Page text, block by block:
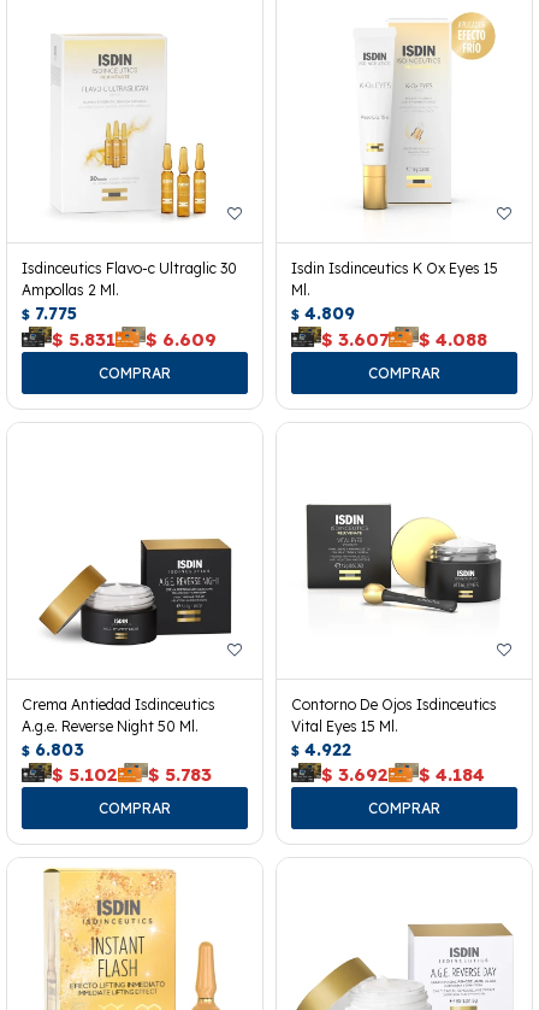
Isdinceutics Flavo-c Ultraglic 30
Ampollas 2 Ml.
$ 7.775
$ 5.831 $ 6.609
Isdin Isdinceutics K Ox Eyes 15
Ml.
$ 4.809
$ 3.607 $ 4.088
Crema Antiedad Isdinceutics
A.g.e. Reverse Night 50 Ml.
$ 6.803
$ 5.102 $ 5.783
Contorno De Ojos Isdinceutics
Vital Eyes 15 Ml.
$ 4.922
$ 3.692 $ 4.184